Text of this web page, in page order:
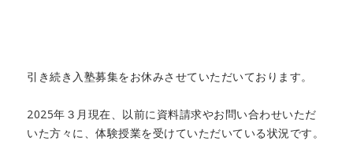
引き続き入塾募集をお休みさせていただいております。
2025年３月現在、以前に資料請求やお問い合わせいただ
いた方々に、体験授業を受けていただいている状況です。